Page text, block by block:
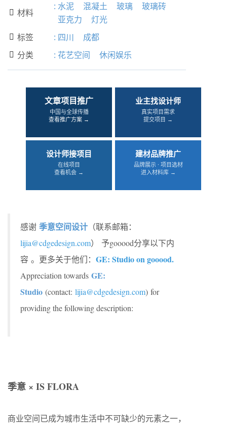
 材料
: 水泥 混凝土 玻璃
玻璃砖
亚克力
灯光
 标签 : 四川 成都
 分类 : 花艺空间 休闲娱乐
文章项目推广
中国与全球传播
查看推广方案 →
业主找设计师
真实项目需求
提交项目 →
设计师接项目
在线项目
查看机会 →
建材品牌推广
品牌展示 · 项目选材
进入材料库 →
感谢 季意空间设计 （联系邮箱：
lijia@cdgedesign.com）
予gooood分享以下内
容 。更多关于他们： GE: Studio on gooood.
Appreciation towards GE:
Studio (contact: lijia@cdgedesign.com) for
providing the following description:
季意 × IS FLORA
商业空间已成为城市生活中不可缺少的元素之一，